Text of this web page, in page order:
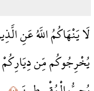
لَا يَنْهَاكُمُ اللَّهُ عَنِ
يُخْرِجُوكُم مِّن دِيَارِكُمْ